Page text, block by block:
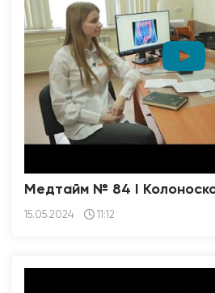
Медтайм № 84 I
15.05.2024 11:12